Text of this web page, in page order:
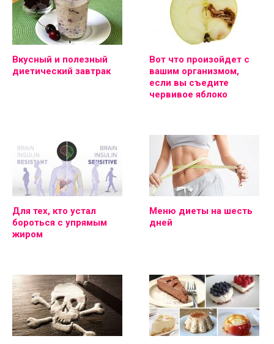
Вкусный и полезный
диетический завтрак
Вот что произойдет с
вашим организмом,
если вы съедите
червивое яблоко
Для тех, кто устал
бороться с упрямым
жиром
Меню диеты на шесть
дней